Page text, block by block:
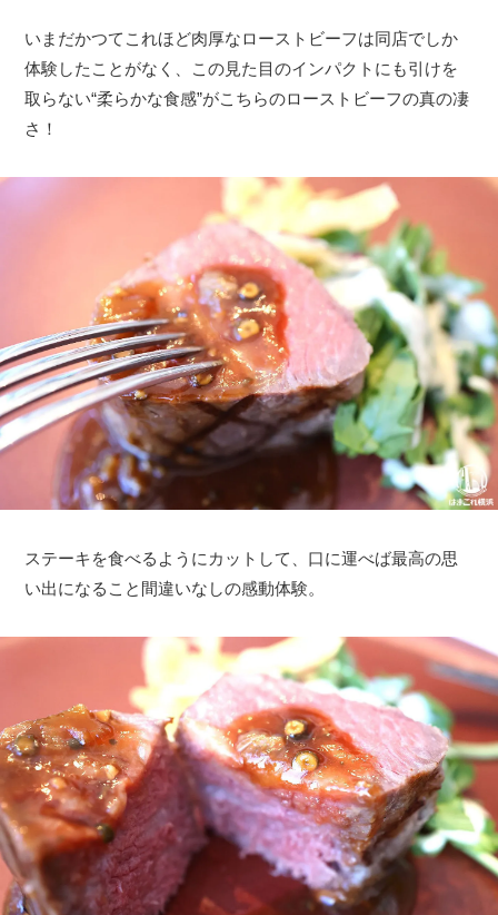
いまだかつてこれほど肉厚なローストビーフは同店でしか
体験したことがなく、この見た目のインパクトにも引けを
取らない“柔らかな食感”がこちらのローストビーフの真の凄
さ！
ステーキを食べるようにカットして、口に運べば最高の思
い出になること間違いなしの感動体験。